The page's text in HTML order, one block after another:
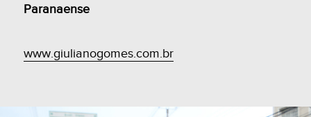
Paranaense
www.giulianogomes.com.br